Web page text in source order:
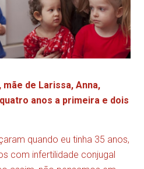
de Larissa, Anna,
anos a primeira e dois
quando eu tinha 35 anos,
com infertilidade conjugal